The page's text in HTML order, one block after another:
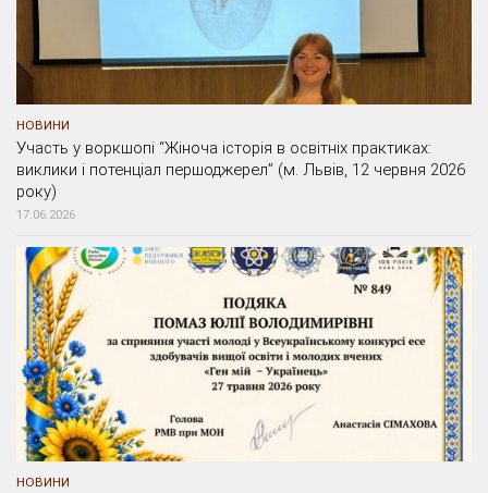
НОВИНИ
Участь у воркшопі “Жіноча історія в освітніх практиках:
виклики і потенціал першоджерел” (м. Львів, 12 червня 2026
року)
17.06.2026
НОВИНИ